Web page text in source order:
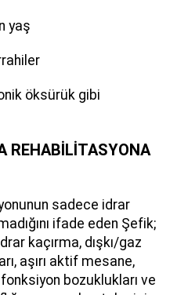
yaş
öksürük gibi
REHABİLİTASYONA
sadece idrar
ifade eden Şefik;
kaçırma, dışkı/gaz
aşırı aktif mesane,
bozuklukları ve